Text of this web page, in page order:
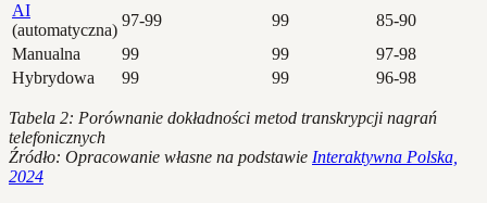
AI
(automatyczna)
97-99 99
85-90
Manualna
99 99
97-98
Hybrydowa
99 99 96-98
Tabela 2: Porównanie dokładności metod transkrypcji nagrań
telefonicznych
Źródło: Opracowanie własne na podstawie Interaktywna Polska,
2024